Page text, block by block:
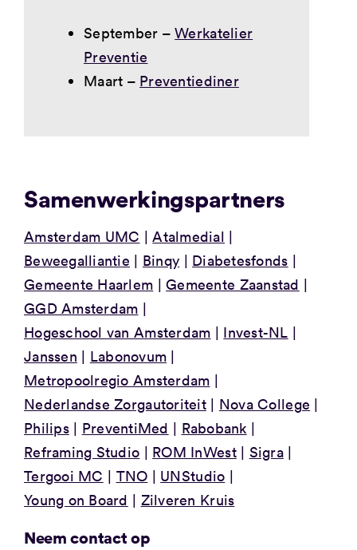
September –Werkatelier
Preventie
Maart – Preventiediner
Samenwerkingspartners
Amsterdam UMC
Atalmedial
Beweegalliantie
Binqy
Diabetesfonds
Gemeente Haarlem
Gemeente Zaanstad
GGD Amsterdam
Hogeschool van Amsterdam
Invest-NL
Janssen
Labonovum
Metropoolregio Amsterdam
Nederlandse Zorgautoriteit
Nova College
Philips
PreventiMed
Rabobank
Reframing Studio
ROM InWest
Sigra
Tergooi MC
TNO
UNStudio
Young on Board
Zilveren Kruis
Neem contact op